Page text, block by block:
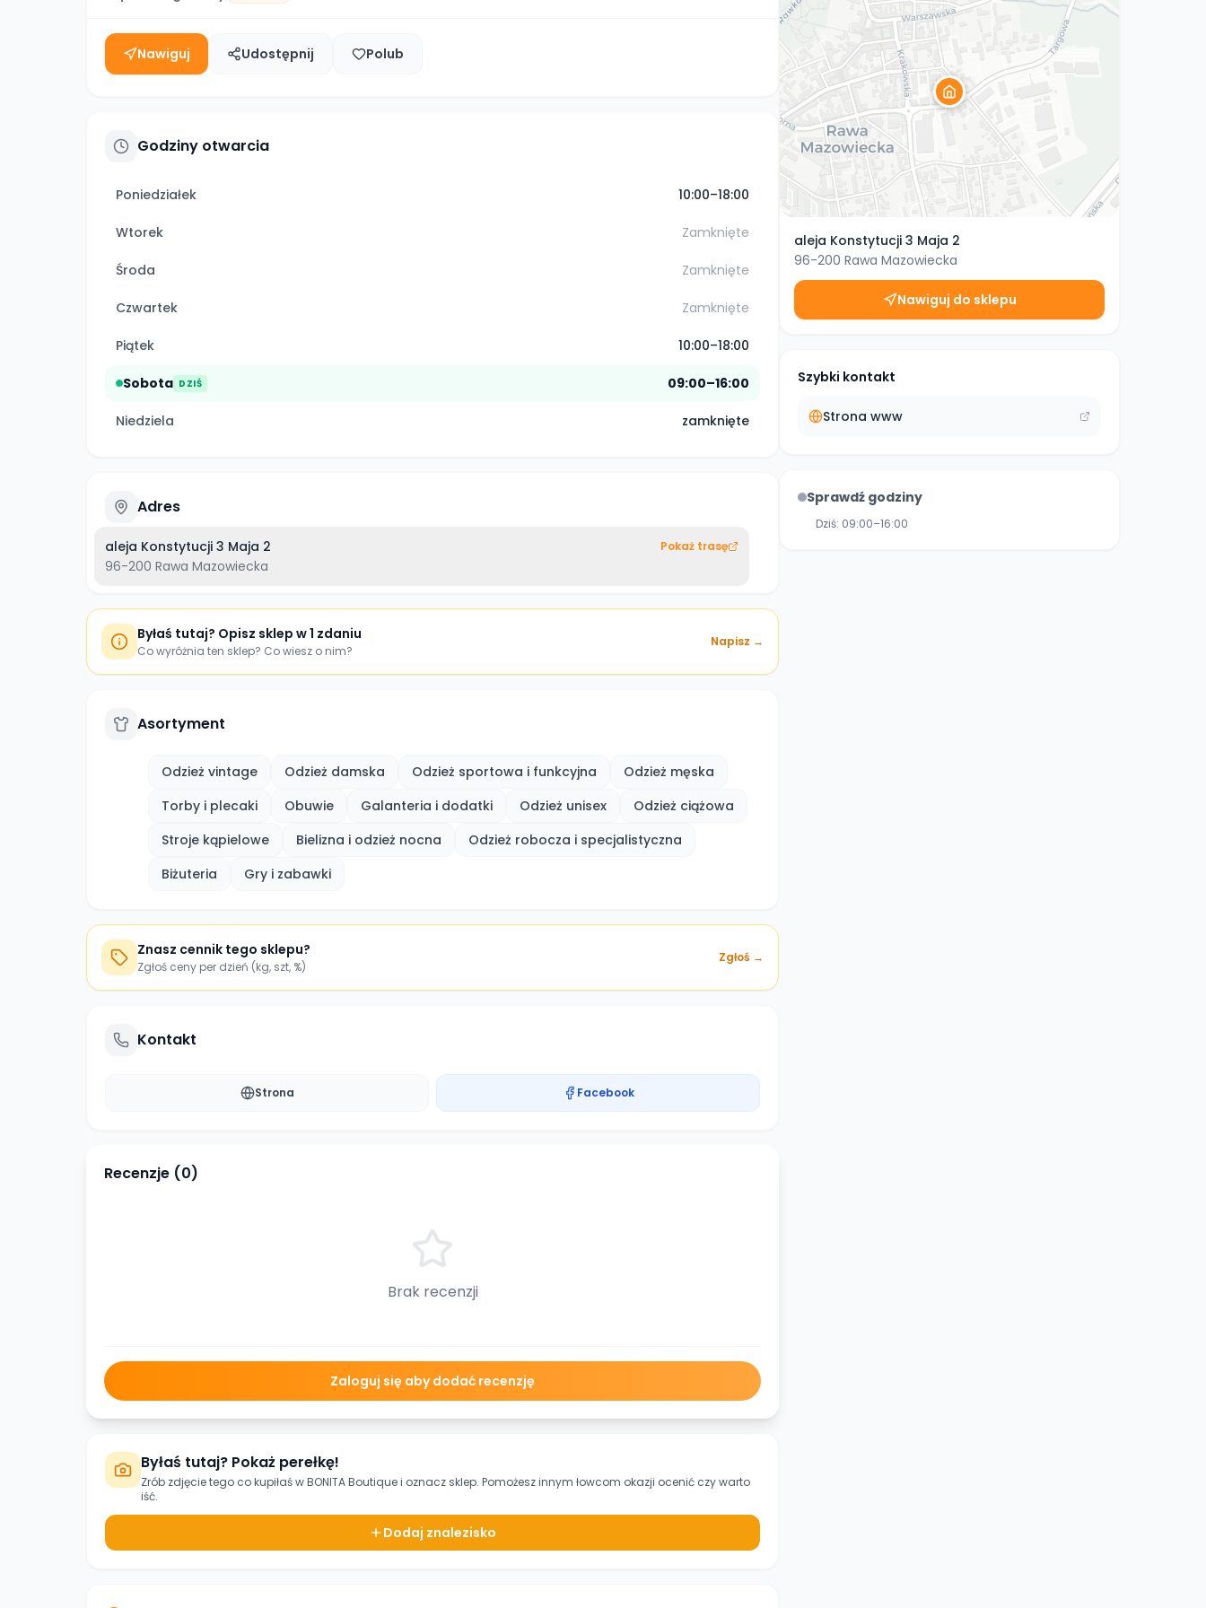
Nawiguj Udostępnij Polub
Godziny otwarcia
Poniedziałek 10:00–18:00
Wtorek Zamknięte
Środa Zamknięte
Czwartek Zamknięte
Piątek 10:00–18:00
Sobota DZIŚ 09:00–16:00
Niedziela zamknięte
Adres
aleja Konstytucji 3 Maja 2
96-200 Rawa Mazowiecka
Pokaż trasę
Byłaś tutaj? Opisz sklep w 1 zdaniu
Co wyróżnia ten sklep? Co wiesz o nim?
Napisz →
Asortyment
Odzież vintage Odzież damska Odzież sportowa i funkcyjna
Odzież męska
Torby i plecaki
Obuwie Galanteria i dodatki Odzież unisex
Odzież ciążowa
Stroje kąpielowe
Bielizna i odzież nocna
Odzież robocza i specjalistyczna
Biżuteria
Gry i zabawki
Znasz cennik tego sklepu?
Zgłoś ceny per dzień (kg, szt, %)
Zgłoś →
Kontakt
Strona Facebook
Recenzje (0)
Brak recenzji
Zaloguj się aby dodać recenzję
Byłaś tutaj? Pokaż perełkę!
Zrób zdjęcie tego co kupiłaś wBONITA Boutiquei oznacz sklep. Pomożesz innym łowcom okazji ocenić czy warto
iść.
Dodaj znalezisko
aleja Konstytucji 3 Maja 2
96-200 Rawa Mazowiecka
Nawiguj do sklepu
Szybki kontakt
Strona www
Sprawdź godziny
Dziś: 09:00–16:00